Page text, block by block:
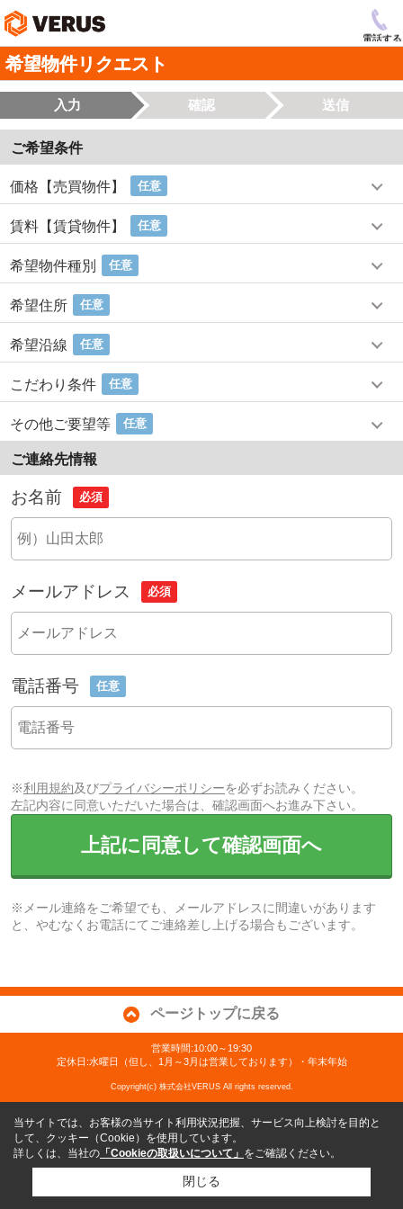
電話する
希望物件リクエスト
入力 確認 送信
ご希望条件
価格【売買物件】 任意
賃料【賃貸物件】 任意
希望物件種別 任意
希望住所 任意
希望沿線 任意
こだわり条件 任意
その他ご要望等 任意
ご連絡先情報
お名前 必須
メールアドレス 必須
電話番号 任意
※利用規約及びプライバシーポリシーを必ずお読みください。
左記内容に同意いただいた場合は、確認画面へお進み下さい。
上記に同意して確認画面へ
※メール連絡をご希望でも、メールアドレスに間違いがあります
と、やむなくお電話にてご連絡差し上げる場合もございます。
ページトップに戻る
営業時間:10:00～19:30
定休日:水曜日（但し、1月～3月は営業しております）・年末年始
Copyright(c) 株式会社VERUS All rights reserved.
当サイトでは、お客様の当サイト利用状況把握、サービス向上検討を目的と
して、クッキー（Cookie）を使用しています。
詳しくは、当社の 「Cookieの取扱いについて」 をご確認ください。
閉じる